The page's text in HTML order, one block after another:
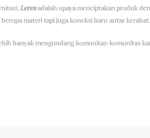
Leresadalah upaya menciptakan produk
materi tapi juga koneksi baru antar kerabat.
banyak mengundang komunitas-komunitas